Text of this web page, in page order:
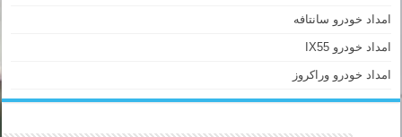
امداد خودرو سانتافه
امداد خودرو IX55
امداد خودرو وراکروز